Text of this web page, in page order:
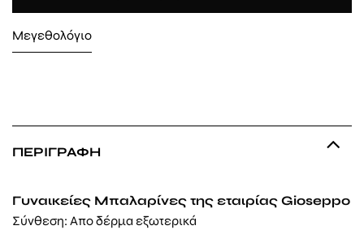
Μεγεθολόγιο
ΠΕΡΙΓΡΑΦΉ
Γυναικείες Μπαλαρίνες της εταιρίας Gioseppo
Σύνθεση: Απο δέρμα εξωτερικά